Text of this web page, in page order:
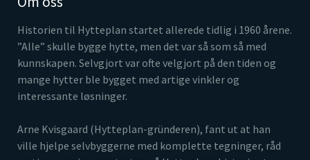
Historien til Hytteplan startet allerede tidlig i 1960 årene.
”Alle” skulle bygge hytte, men det var så som så med
kunnskapen. Selvgjort var ofte velgjort på den tiden og
mange hytter ble bygget med artige vinkler og
interessante løsninger.
Arne Kvisgaard (Hytteplan-gründeren), fant ut at han
ville hjelpe selvbyggerne med komplette tegninger, råd